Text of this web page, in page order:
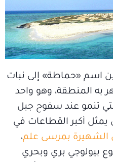
اسم «حماطة» إلى نبات
به المنطقة، وهو واحد
تنمو عند سفوح جبل
يمثل أكبر القطاعات في
الشهيرة بمرسى علم،
بيولوجي بري وبحري